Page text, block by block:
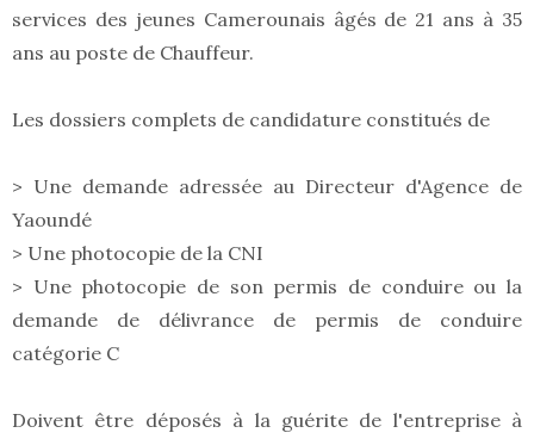
services des jeunes Camerounais âgés de 21 ans à 35
ans au poste de Chauffeur.
Les dossiers complets de candidature constitués de
> Une demande adressée au Directeur d'Agence de
Yaoundé
> Une photocopie de la CNI
> Une photocopie de son permis de conduire ou la
demande de délivrance de permis de conduire
catégorie C
Doivent être déposés à la guérite de l'entreprise à